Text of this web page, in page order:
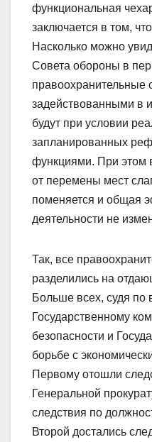
функциональная
заключается в том,
Насколько можно
Совета обороны в
правоохранительные
задействованными в
будут при условии
запланированных
функциями. При этом
от перемены мест
поменяется и общая
деятельности не
Так, все
разделились на
Больше всех, судя по
Государственному
безопасности и
борьбе с
Первому отошли
Генеральной
следствия по
Второй достались